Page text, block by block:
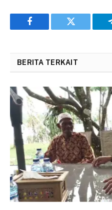
Facebook Twitter
BERITA TERKAIT